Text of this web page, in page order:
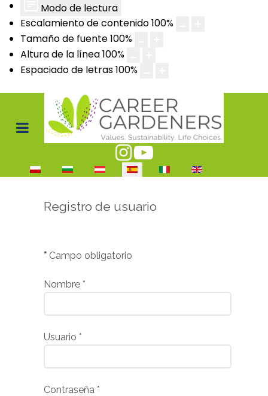
Modo de lectura
Escalamiento de contenido100%
Tamaño de fuente100%
Altura de la línea100%
Espaciado de letras100%
Seleccione su idioma
Registro de usuario
* Campo obligatorio
Nombre *
Usuario *
Contraseña *